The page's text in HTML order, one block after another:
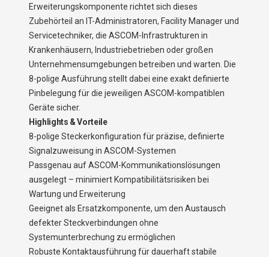
Erweiterungskomponente richtet sich dieses
Zubehörteil an IT-Administratoren, Facility Manager und
Servicetechniker, die ASCOM-Infrastrukturen in
Krankenhäusern, Industriebetrieben oder großen
Unternehmensumgebungen betreiben und warten. Die
8-polige Ausführung stellt dabei eine exakt definierte
Pinbelegung für die jeweiligen ASCOM-kompatiblen
Geräte sicher.
Highlights & Vorteile
8-polige Steckerkonfiguration für präzise, definierte
Signalzuweisung in ASCOM-Systemen
Passgenau auf ASCOM-Kommunikationslösungen
ausgelegt – minimiert Kompatibilitätsrisiken bei
Wartung und Erweiterung
Geeignet als Ersatzkomponente, um den Austausch
defekter Steckverbindungen ohne
Systemunterbrechung zu ermöglichen
Robuste Kontaktausführung für dauerhaft stabile